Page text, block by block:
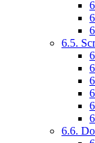
6.5.
6.6.